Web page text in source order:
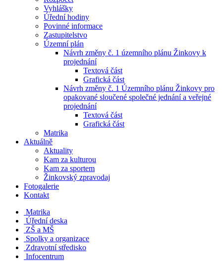
Vyhlášky
Úřední hodiny
Povinné informace
Zastupitelstvo
Územní plán
Návrh změny č. 1 územního plánu Žinkovy k
projednání
Textová část
Grafická část
Návrh změny č. 1 Územního plánu Žinkovy pro
opakované sloučené společné jednání a veřejné
projednání
Textová část
Grafická část
Matrika
Aktuálně
Aktuality
Kam za kulturou
Kam za sportem
Žinkovský zpravodaj
Fotogalerie
Kontakt
Matrika
Úřední deska
ZŠ a MŠ
Spolky a organizace
Zdravotní středisko
Infocentrum